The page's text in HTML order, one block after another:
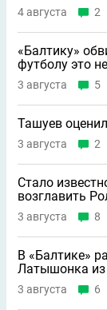
4 августа 2
«Балтику»
футболу это
3 августа 5
Ташуев
3 августа 2
Стало
возглавить
3 августа 8
В «Балтике»
Латышонка из
3 августа 6